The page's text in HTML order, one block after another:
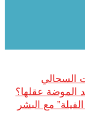
السحالي
مع البشر